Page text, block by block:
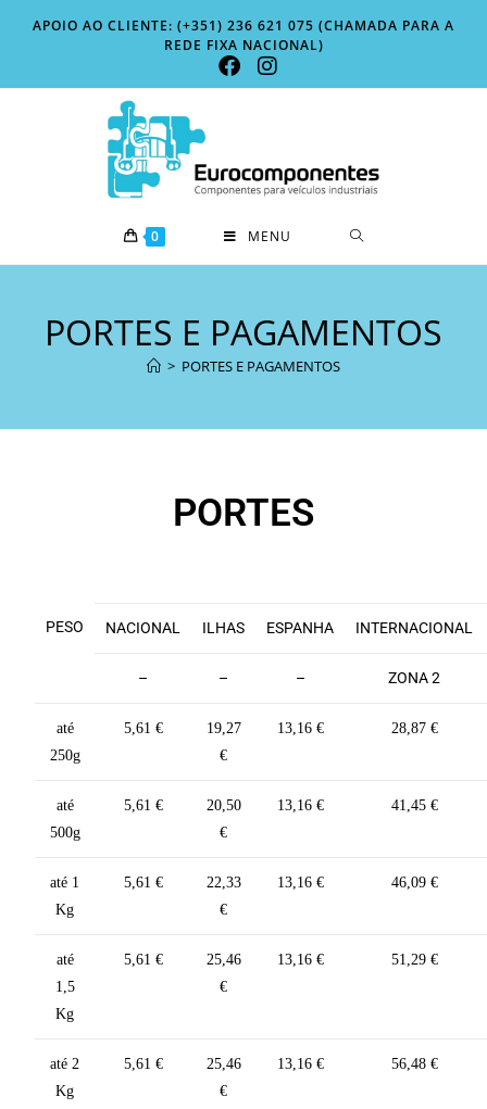
APOIO AO CLIENTE: (+351) 236 621 075 (CHAMADA PARA A
REDE FIXA NACIONAL)
0 MENU
PORTES E PAGAMENTOS
> PORTES E PAGAMENTOS
PORTES
PESO NACIONAL ILHAS ESPANHA INTERNACIONAL
– – – ZONA 2
até
250g
5,61 €
19,27
€
13,16 € 28,87 €
até
500g
5,61 €
20,50
€
13,16 € 41,45 €
até 1
Kg
5,61 €
22,33
€
13,16 € 46,09 €
até
1,5
Kg
5,61 €
25,46
€
13,16 € 51,29 €
até 2
Kg
5,61 €
25,46
€
13,16 € 56,48 €